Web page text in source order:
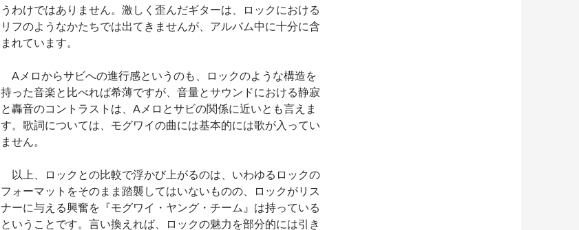
うわけではありません。激しく歪んだギターは、ロックにおける
リフのようなかたちでは出てきませんが、アルバム中に十分に含
まれています。
Aメロからサビへの進行感というのも、ロックのような構造を
持った音楽と比べれば希薄ですが、音量とサウンドにおける静寂
と轟音のコントラストは、Aメロとサビの関係に近いとも言えま
す。歌詞については、モグワイの曲には基本的には歌が入ってい
ません。
以上、ロックとの比較で浮かび上がるのは、いわゆるロックの
フォーマットをそのまま踏襲してはいないものの、ロックがリス
ナーに与える興奮を『モグワイ・ヤング・チーム』は持っている
ということです。言い換えれば、ロックの魅力を部分的には引き